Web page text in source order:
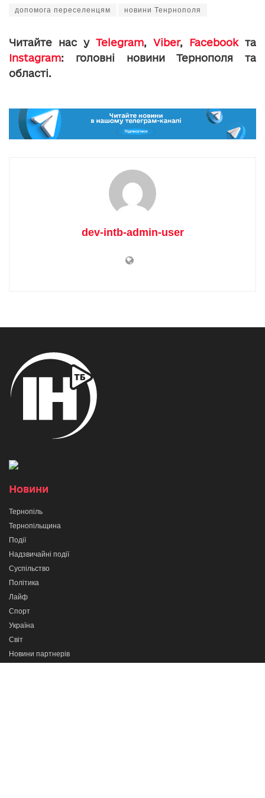
допомога переселенцям новини Тенрнополя
Читайте нас у Telegram, Viber, Facebookта
Instagram: головні новини Тернополя та
області.
dev-intb-admin-user
Новини
Тернопіль
Тернопільщина
Події
Надзвичайні події
Суспільство
Політика
Лайф
Спорт
Україна
Світ
Новини партнерів